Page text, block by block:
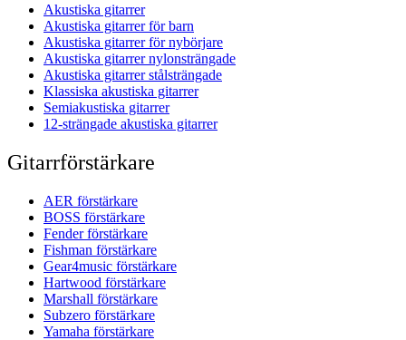
Akustiska gitarrer
Akustiska gitarrer för barn
Akustiska gitarrer för nybörjare
Akustiska gitarrer nylonsträngade
Akustiska gitarrer stålsträngade
Klassiska akustiska gitarrer
Semiakustiska gitarrer
12-strängade akustiska gitarrer
Gitarrförstärkare
AER förstärkare
BOSS förstärkare
Fender förstärkare
Fishman förstärkare
Gear4music förstärkare
Hartwood förstärkare
Marshall förstärkare
Subzero förstärkare
Yamaha förstärkare